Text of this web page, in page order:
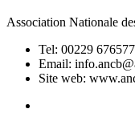
Association Nationale
Tel: 00229
Email:
Site web: